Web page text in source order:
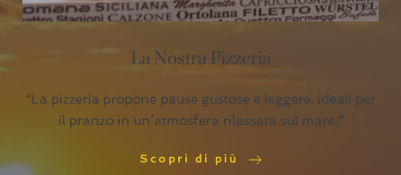
La Nostra Pizzeria
“La pizzeria propone pause gustose e leggere, ideali per
il pranzo in un’atmosfera rilassata sul mare.”
Scopri di più